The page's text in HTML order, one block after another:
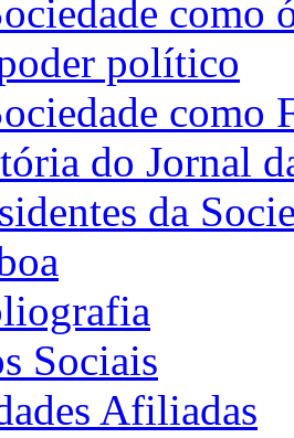
como
político
como
do Jornal
da
Sociais
Afiliadas